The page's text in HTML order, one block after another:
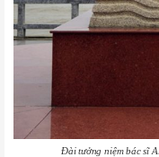
Đài tưởng niệm bác sĩ